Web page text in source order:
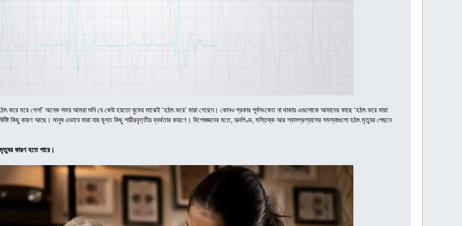
করে মরে গেল!’ অনেক সময় আমরা শুনি যে কেউ হয়তো ঘুমের মাঝেই ‘হঠাৎ করে’ মারা গেছেন। কোনও প্রকার পূর্বসংকেত না থাকায় এগুলোকে আমাদের কাছে ‘হঠাৎ করে মারা
কিছু কারণ আছে। মানুষ এভাবে মারা যায় মূলত কিছু শারীরবৃত্তীয় ব্যর্থতার কারণে। বিশেষজ্ঞদের মতে, হৃদপিণ্ড, মস্তিষ্ক আর শ্বাসপ্রশ্বাসের সমস্যাগুলো হঠাৎ মৃত্যুর পেছনে
কারণ হতে পারে।